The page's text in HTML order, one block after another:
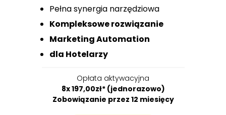
Pełna synergia narzędziowa
Kompleksowe rozwiązanie
Marketing Automation
dla Hotelarzy
Opłata aktywacyjna
8x 197,00zł* (jednorazowo)
Zobowiązanie przez 12 miesięcy